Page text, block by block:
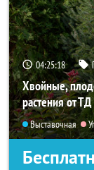
04:25:17
Хвойные,
растения от
Выставочная